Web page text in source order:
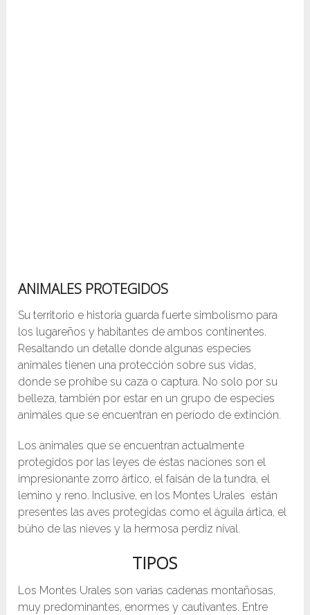
ANIMALES PROTEGIDOS
Su territorio e historia guarda fuerte simbolismo para
los lugareños y habitantes de ambos continentes.
Resaltando un detalle donde algunas especies
animales tienen una protección sobre sus vidas,
donde se prohíbe su caza o captura. No solo por su
belleza, también por estar en un grupo de especies
animales que se encuentran en período de extinción.
Los animales que se encuentran actualmente
protegidos por las leyes de éstas naciones son el
impresionante zorro ártico, el faisán de la tundra, el
lemino y reno. Inclusive, en los Montes Urales están
presentes las aves protegidas como el águila ártica, el
búho de las nieves y la hermosa perdiz nival.
TIPOS
Los Montes Urales son varias cadenas montañosas,
muy predominantes, enormes y cautivantes. Entre